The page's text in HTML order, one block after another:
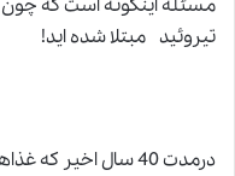
مسئله اینگونه است که
تیروئید مبتلا شده اید!
درمدت 40 سال